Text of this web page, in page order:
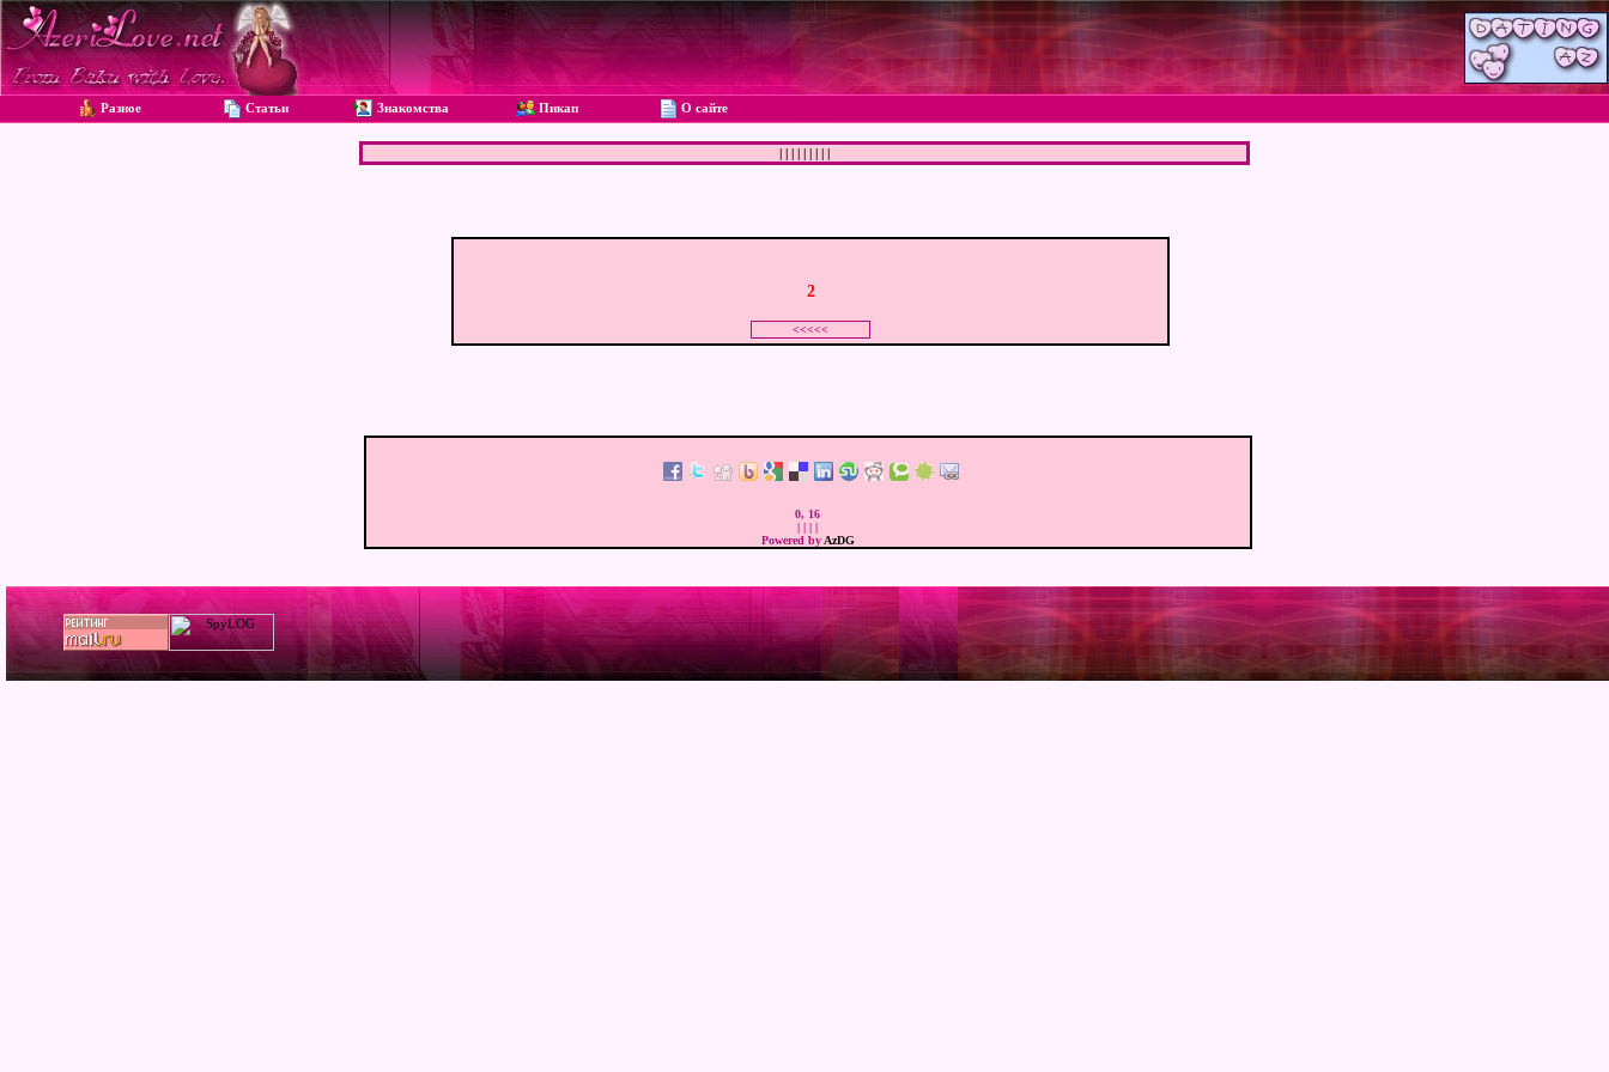
Разное Статьи Знакомства Пикап О сайте
| | | | | | | | |
2
0, 16
| | | |
Powered by AzDG